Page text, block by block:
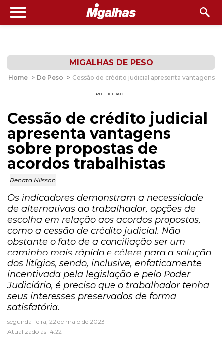
MIGALHAS DE PESO
Home > De Peso > Cessão de crédito judicial apresenta vantagens
PUBLICIDADE
Cessão de crédito judicial
apresenta vantagens
sobre propostas de
acordos trabalhistas
Renata Nilsson
Os indicadores demonstram a necessidade
de alternativas ao trabalhador, opções de
escolha em relação aos acordos propostos,
como a cessão de crédito judicial. Não
obstante o fato de a conciliação ser um
caminho mais rápido e célere para a solução
dos litígios, sendo, inclusive, enfaticamente
incentivada pela legislação e pelo Poder
Judiciário, é preciso que o trabalhador tenha
seus interesses preservados de forma
satisfatória.
segunda-feira, 22 de maio de 2023
Atualizado às 14:22